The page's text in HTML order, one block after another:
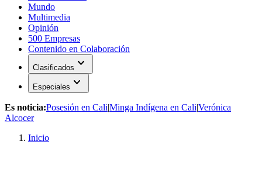
Mundo
Multimedia
Opinión
500 Empresas
Contenido en Colaboración
Clasificados expand_more
Especiales expand_more
Es noticia:Posesión en Cali|Minga Indígena en Cali|Verónica
Alcocer
Inicio